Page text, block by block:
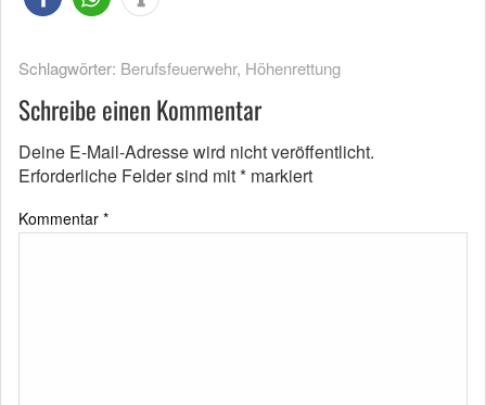
Schlagwörter: Berufsfeuerwehr, Höhenrettung
Schreibe einen Kommentar
Deine E-Mail-Adresse wird nicht veröffentlicht.
Erforderliche Felder sind mit* markiert
Kommentar *